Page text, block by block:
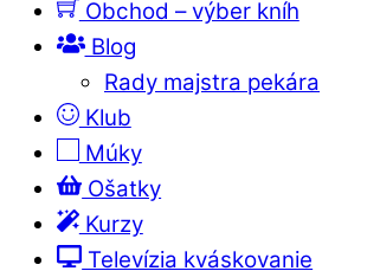
Obchod – výber kníh
Blog
Rady majstra pekára
Klub
Múky
Ošatky
Kurzy
Televízia kváskovanie